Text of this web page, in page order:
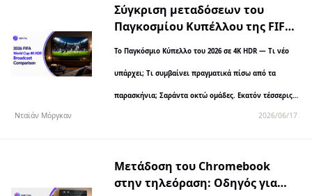
«εικόνα στην εικόνα»…
Σύγκριση μεταδόσεων του
Παγκοσμίου Κυπέλλου της FIFA
πλατφόρμα προσφέρει την
καλύτερη ποιότητα εικόνας;
Το Παγκόσμιο Κύπελλο του 2026 σε 4K HDR — Τι νέο
υπάρχει; Τι συμβαίνει πραγματικά πίσω από τα
παρασκήνια; Σαράντα οκτώ ομάδες. Εκατόν τέσσερις
Νταϊάν Μόργκαν 2026/06/17
Μετάδοση του Chromebook
στην τηλεόραση: Οδηγός για